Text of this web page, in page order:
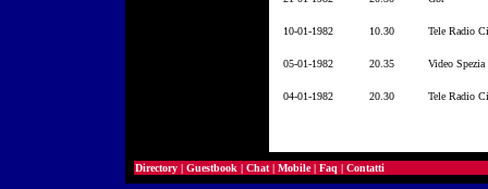
10-01-1982 10.30 Tele Radio
05-01-1982 20.35 Video Spezia
04-01-1982 20.30 Tele Radio
Directory | Guestbook | Chat | Mobile| Faq | Contatti